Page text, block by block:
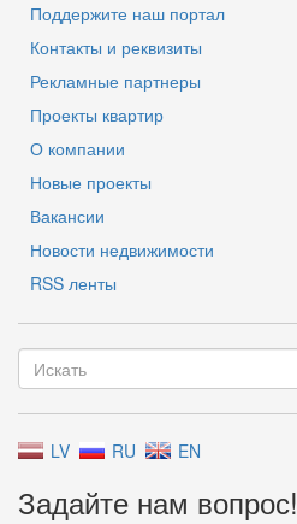
Поддержите наш портал
Контакты и реквизиты
Рекламные партнеры
Проекты квартир
О компании
Новые проекты
Вакансии
Новости недвижимости
RSS ленты
LV RU EN
Задайте нам вопрос!